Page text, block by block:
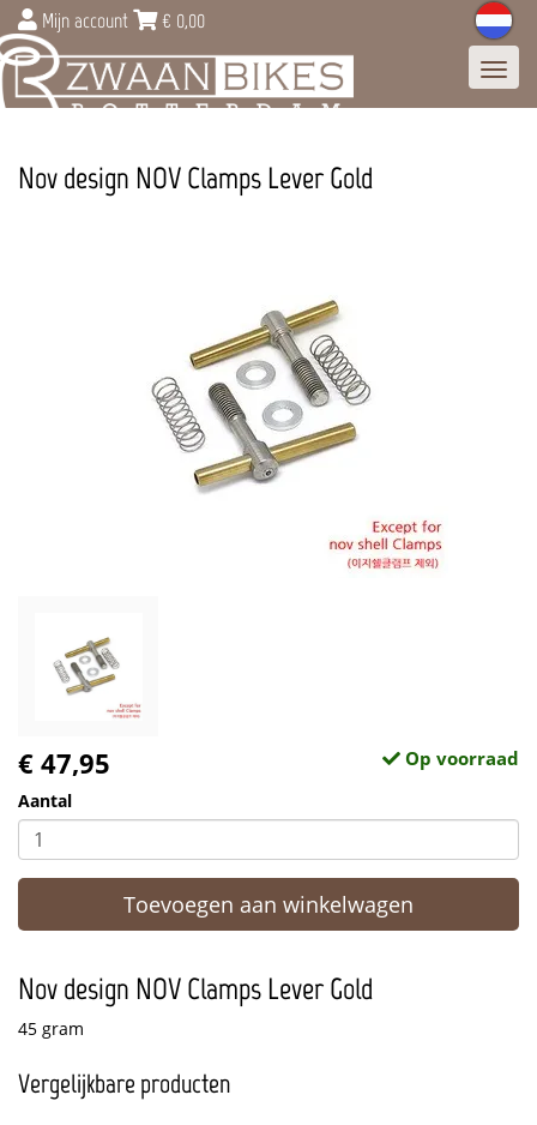
Mijn account € 0,00
Nov design NOV Clamps Lever Gold
€ 47,95 Op voorraad
Aantal
Toevoegen aan winkelwagen
Nov design NOV Clamps Lever Gold
45 gram
Vergelijkbare producten